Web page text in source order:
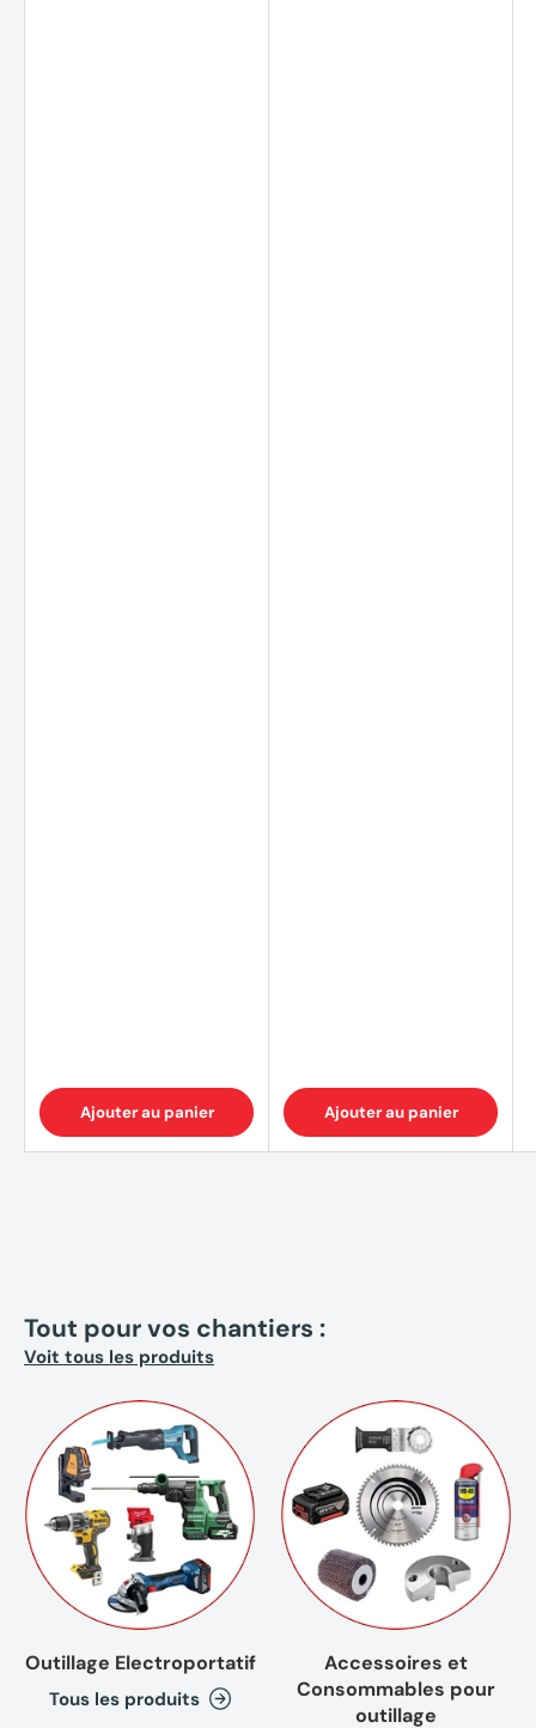
Ajouter au panier Ajouter au panier
Tout pour vos chantiers :
Voit tous les produits
Outillage Electroportatif
Tous les produits
Accessoires et
Consommables pour
outillage